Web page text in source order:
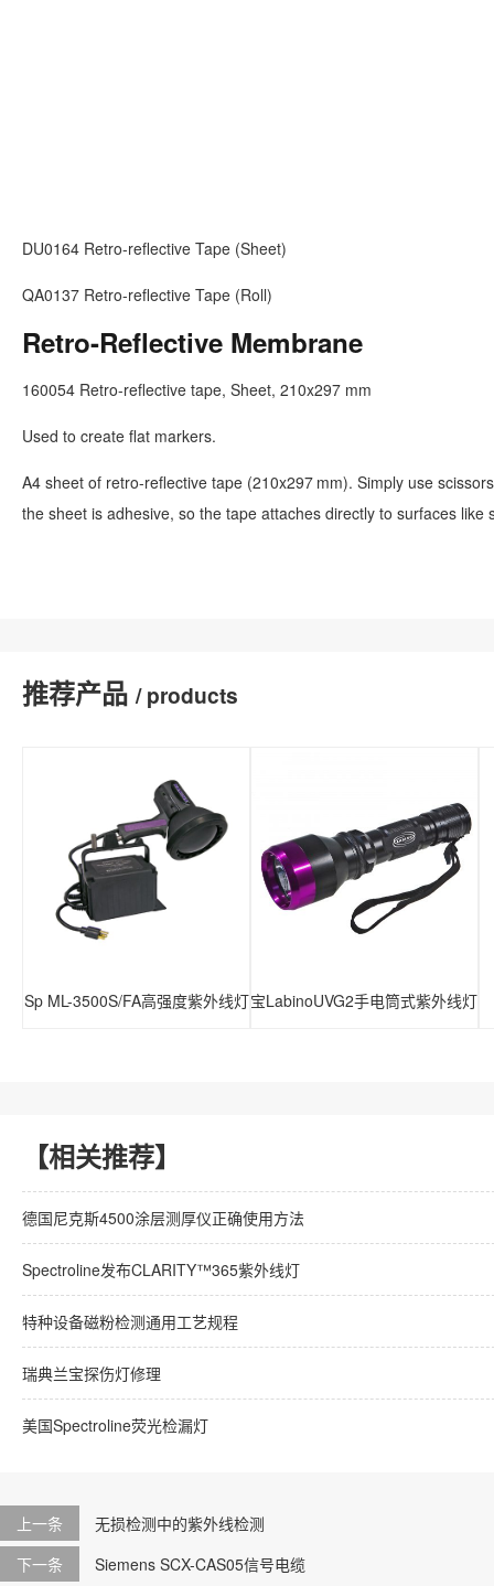
DU0164 Retro-reflective Tape (Sheet)
QA0137 Retro-reflective Tape (Roll)
Retro-Reflective Membrane
160054 Retro-reflective tape, Sheet, 210x297 mm
Used to create flat markers.
A4 sheet of retro-reflective tape (210x297 mm). Simply use
the sheet is adhesive, so the tape attaches directly to surfaces like
推荐产品 / products
国Sp ML-3500S/FA高强度紫外线灯瑞典兰宝LabinoUVG2手电筒式紫外线灯
【相关推荐】
德国尼克斯4500涂层测厚仪正确使用方法
Spectroline发布CLARITY™365紫外线灯
特种设备磁粉检测通用工艺规程
瑞典兰宝探伤灯修理
美国Spectroline荧光检漏灯
上一条
无损检测中的紫外线检测
下一条
​Siemens SCX-CAS05信号电缆